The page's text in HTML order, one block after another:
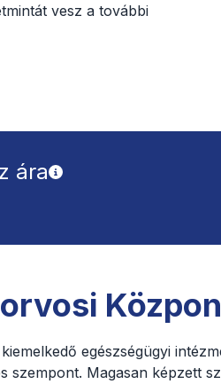
vesz a további
ára
egészségügyi
szempont. Magasan képzett